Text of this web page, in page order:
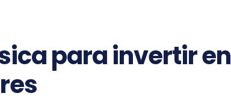
para invertir en